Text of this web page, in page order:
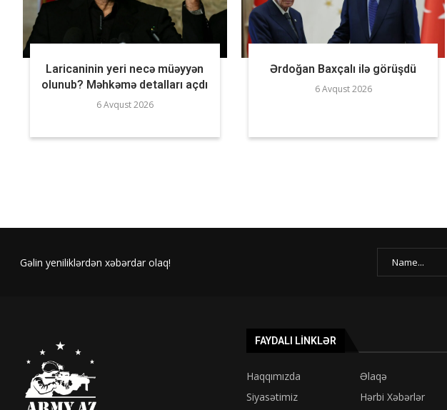
Laricaninin yeri necə müəyyən
olunub? Məhkəmə detalları açdı
6 Avqust 2026
Ərdoğan Baxçalı ilə görüşdü
6 Avqust 2026
Gəlin yeniliklərdən xəbərdar olaq!
FAYDALI LINKLƏR
Haqqımızda
Əlaqə
Siyasətimiz
Hərbi Xəbərlər